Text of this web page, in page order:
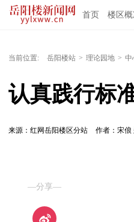
首页 楼区
当前位置: 岳阳楼站 > 理论园地 > 中
认真践行标
来源：红网岳阳楼区分站 作者：宋俍
—分享—